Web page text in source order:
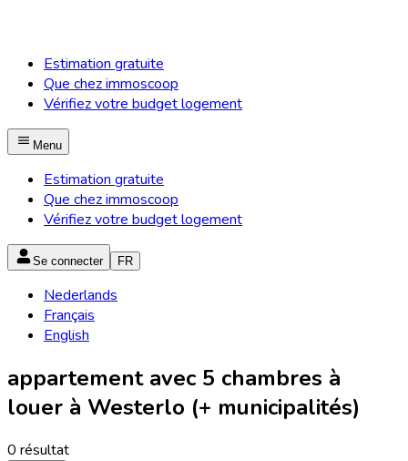
Estimation gratuite
Que chez immoscoop
Vérifiez votre budget logement
Menu
Estimation gratuite
Que chez immoscoop
Vérifiez votre budget logement
Se connecter FR
Nederlands
Français
English
appartement avec 5 chambres à
louer à Westerlo (+ municipalités)
0 résultat